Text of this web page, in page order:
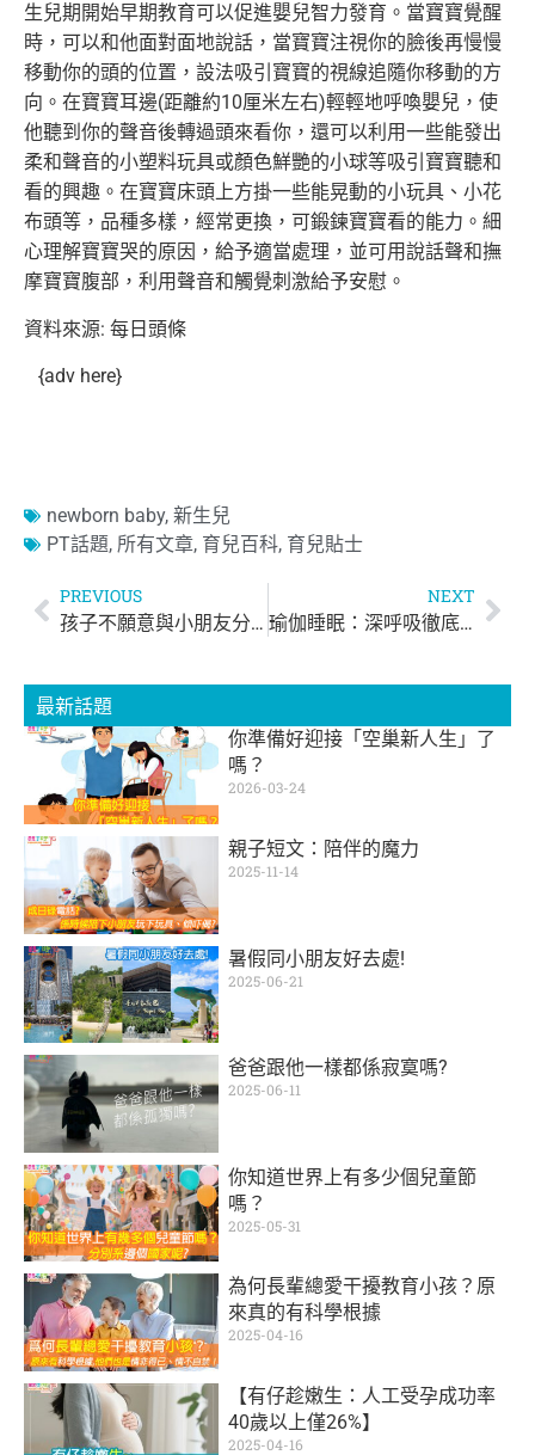
生兒期開始早期教育可以促進嬰兒智力發育。當寶寶覺醒
時，可以和他面對面地說話，當寶寶注視你的臉後再慢慢
移動你的頭的位置，設法吸引寶寶的視線追隨你移動的方
向。在寶寶耳邊(距離約10厘米左右)輕輕地呼喚嬰兒，使
他聽到你的聲音後轉過頭來看你，還可以利用一些能發出
柔和聲音的小塑料玩具或顏色鮮艷的小球等吸引寶寶聽和
看的興趣。在寶寶床頭上方掛一些能晃動的小玩具、小花
布頭等，品種多樣，經常更換，可鍛鍊寶寶看的能力。細
心理解寶寶哭的原因，給予適當處理，並可用說話聲和撫
摩寶寶腹部，利用聲音和觸覺刺激給予安慰。
資料來源: 每日頭條
{adv here}
newborn baby, 新生兒
PT話題, 所有文章, 育兒百科, 育兒貼士
PREVIOUS
孩子不願意與小朋友分享玩具就是「自私」？
NEXT
瑜伽睡眠：深呼吸徹底消除大腦疲勞
最新話題
你準備好迎接「空巢新人生」了
嗎？
2026-03-24
親子短文：陪伴的魔力
2025-11-14
暑假同小朋友好去處!
2025-06-21
爸爸跟他一樣都係寂寞嗎?
2025-06-11
你知道世界上有多少個兒童節
嗎？
2025-05-31
為何長輩總愛干擾教育小孩？原
來真的有科學根據
2025-04-16
【有仔趁嫩生：人工受孕成功率
40歲以上僅26%】
2025-04-16